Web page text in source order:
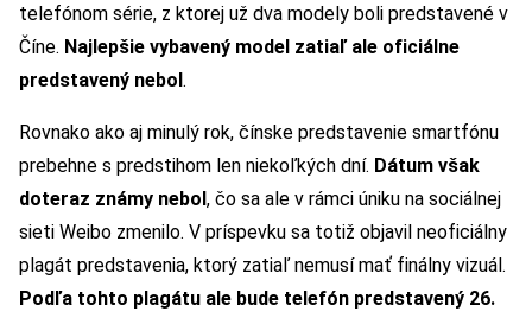
telefónom série, z ktorej už dva modely boli predstavené v
Číne. Najlepšie vybavený model zatiaľ ale oficiálne
predstavený nebol.
Rovnako ako aj minulý rok, čínske predstavenie smartfónu
prebehne s predstihom len niekoľkých dní. Dátum však
doteraz známy nebol, čo sa ale v rámci úniku na sociálnej
sieti Weibo zmenilo. V príspevku sa totiž objavil neoficiálny
plagát predstavenia, ktorý zatiaľ nemusí mať finálny vizuál.
Podľa tohto plagátu ale bude telefón predstavený 26.